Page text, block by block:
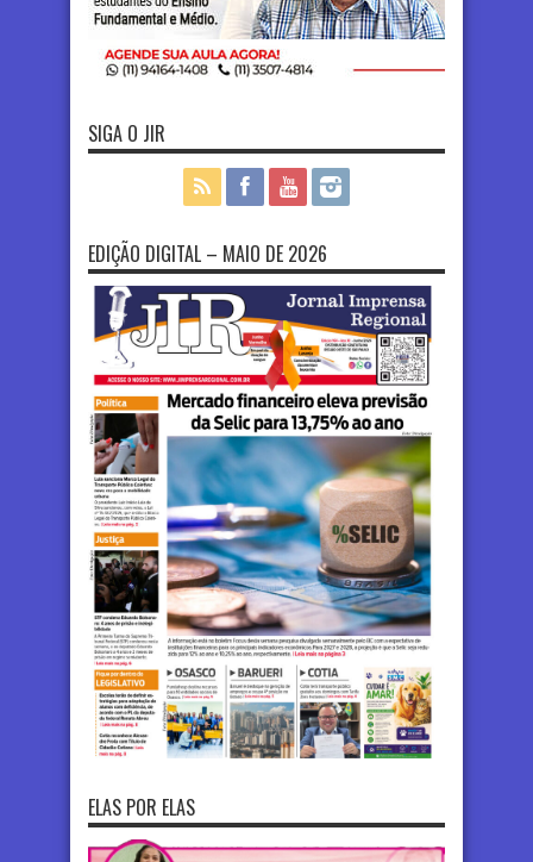
SIGA O JIR
EDIÇÃO DIGITAL – MAIO DE 2026
ELAS POR ELAS